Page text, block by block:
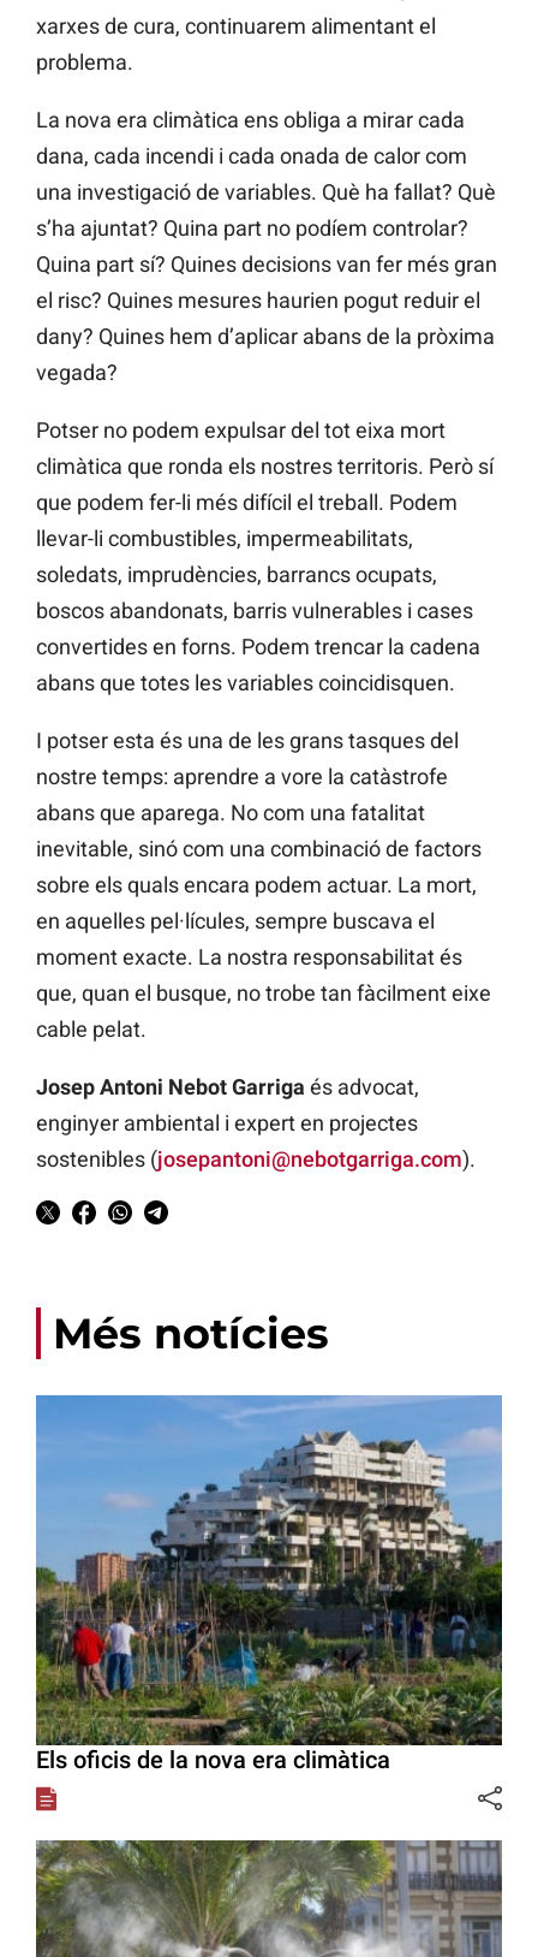
xarxes de cura, continuarem alimentant el
problema.
La nova era climàtica ens obliga a mirar cada
dana, cada incendi i cada onada de calor com
una investigació de variables. Què ha fallat? Què
s’ha ajuntat? Quina part no podíem controlar?
Quina part sí? Quines decisions van fer més gran
el risc? Quines mesures haurien pogut reduir el
dany? Quines hem d’aplicar abans de la pròxima
vegada?
Potser no podem expulsar del tot eixa mort
climàtica que ronda els nostres territoris. Però sí
que podem fer-li més difícil el treball. Podem
llevar-li combustibles, impermeabilitats,
soledats, imprudències, barrancs ocupats,
boscos abandonats, barris vulnerables i cases
convertides en forns. Podem trencar la cadena
abans que totes les variables coincidisquen.
I potser esta és una de les grans tasques del
nostre temps: aprendre a vore la catàstrofe
abans que aparega. No com una fatalitat
inevitable, sinó com una combinació de factors
sobre els quals encara podem actuar. La mort,
en aquelles pel·lícules, sempre buscava el
moment exacte. La nostra responsabilitat és
que, quan el busque, no trobe tan fàcilment eixe
cable pelat.
Josep Antoni Nebot Garriga és advocat,
enginyer ambiental i expert en projectes
sostenibles (josepantoni@nebotgarriga.com).
Més notícies
Els oficis de la nova era climàtica